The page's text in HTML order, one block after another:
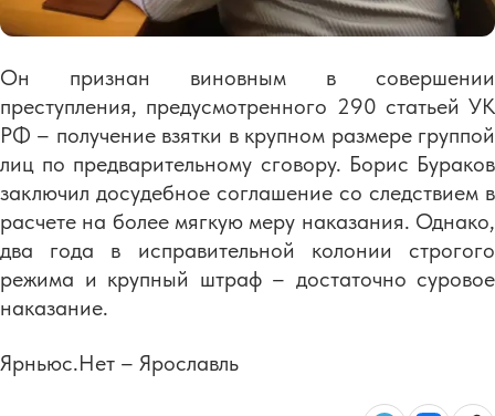
Он признан виновным в совершении
преступления, предусмотренного 290 статьей УК
РФ – получение взятки в крупном размере группой
лиц по предварительному сговору. Борис Бураков
заключил досудебное соглашение со следствием в
расчете на более мягкую меру наказания. Однако,
два года в исправительной колонии строгого
режима и крупный штраф – достаточно суровое
наказание.
Ярньюс.Нет – Ярославль